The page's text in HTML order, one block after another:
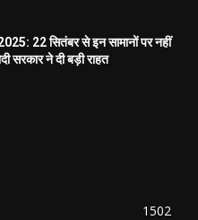
22 सितंबर से इन सामानों पर नहीं
सरकार ने दी बड़ी राहत
1502